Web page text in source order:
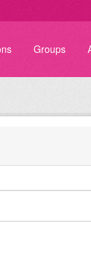
Groups